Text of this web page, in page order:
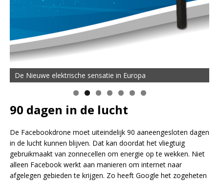
De Nieuwe elektrische sensatie in Europa
90 dagen in de lucht
De Facebookdrone moet uiteindelijk 90 aaneengesloten dagen
in de lucht kunnen blijven. Dat kan doordat het vliegtuig
gebruikmaakt van zonnecellen om energie op te wekken. Niet
alleen Facebook werkt aan manieren om internet naar
afgelegen gebieden te krijgen. Zo heeft Google het zogeheten